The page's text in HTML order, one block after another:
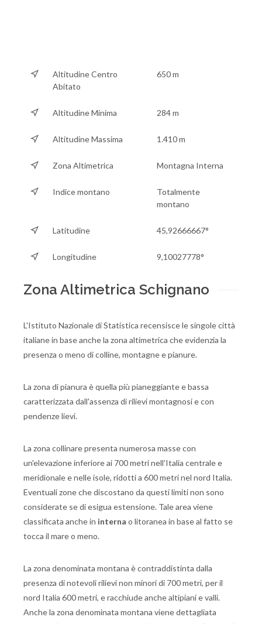
Altitudine Centro
Abitato
650 m
Altitudine Minima 284 m
Altitudine Massima 1.410 m
Zona Altimetrica Montagna Interna
Indice montano
Totalmente
montano
Latitudine 45,92666667°
Longitudine 9,10027778°
Zona Altimetrica Schignano
L'Istituto Nazionale di Statistica recensisce le singole città
italiane in base anche la zona altimetrica che evidenzia la
presenza o meno di colline, montagne e pianure.
La zona di pianura è quella più pianeggiante e bassa
caratterizzata dall'assenza di rilievi montagnosi e con
pendenze lievi.
La zona collinare presenta numerosa masse con
un'elevazione inferiore ai 700 metri nell'Italia centrale e
meridionale e nelle isole, ridotti a 600 metri nel nord Italia.
Eventuali zone che discostano da questi limiti non sono
considerate se di esigua estensione. Tale area viene
classificata anche in interna o litoranea in base al fatto se
tocca il mare o meno.
La zona denominata montana è contraddistinta dalla
presenza di notevoli rilievi non minori di 700 metri, per il
nord Italia 600 metri, e racchiude anche altipiani e valli.
Anche la zona denominata montana viene dettagliata